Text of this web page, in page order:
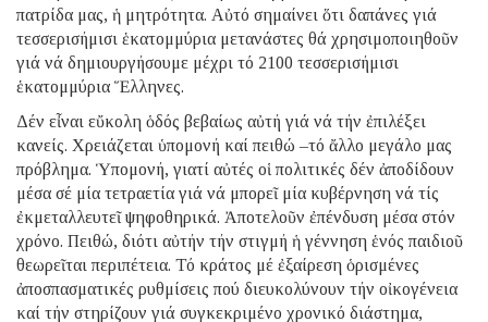
πατρίδα μας, ἡ μητρότητα. Αὐτό σημαίνει ὅτι δαπάνες γιά
τεσσερισήμισι ἑκατομμύρια μετανάστες θά χρησιμοποιηθοῦν
γιά νά δημιουργήσουμε μέχρι τό 2100 τεσσερισήμισι
ἑκατομμύρια Ἕλληνες.
Δέν εἶναι εὔκολη ὁδός βεβαίως αὐτή γιά νά τήν ἐπιλέξει
κανείς. Χρειάζεται ὑπομονή καί πειθώ –τό ἄλλο μεγάλο μας
πρόβλημα. Ὑπομονή, γιατί αὐτές οἱ πολιτικές δέν ἀποδίδουν
μέσα σέ μία τετραετία γιά νά μπορεῖ μία κυβέρνηση νά τίς
ἐκμεταλλευτεῖ ψηφοθηρικά. Ἀποτελοῦν ἐπένδυση μέσα στόν
χρόνο. Πειθώ, διότι αὐτήν τήν στιγμή ἡ γέννηση ἑνός παιδιοῦ
θεωρεῖται περιπέτεια. Τό κράτος μέ ἐξαίρεση ὁρισμένες
ἀποσπασματικές ρυθμίσεις πού διευκολύνουν τήν οἰκογένεια
καί τήν στηρίζουν γιά συγκεκριμένο χρονικό διάστημα,